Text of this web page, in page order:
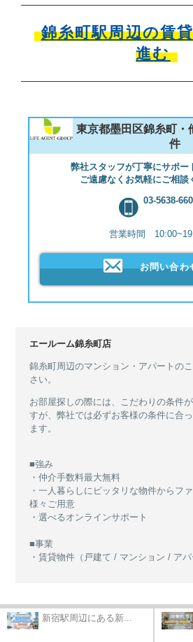
錦糸町駅周辺の賃
進む
東京都墨田区錦糸町・
件
弊社スタッフが丁寧にサポー
ご遠慮なくお気軽にご相談
03-5638-
営業時間
お問い合わ
エールーム錦糸町店
錦糸町周辺のマンション・アパートの
さい。
お部屋探しの際には、こだわりの条件
すが、弊社では必ずお客様の条件に合
ます。
■強み
・仲介手数料最大無料
・一人暮らしにピッタリな物件からフ
様々ご用意
・選べるオンラインサポート
■事業
・賃貸物件（戸建て / マンション / アパ
新宿駅周辺にある新...